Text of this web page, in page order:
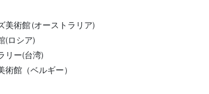
美術館 (オーストラリア)
(ロシア)
リー(台湾)
館（ベルギー）